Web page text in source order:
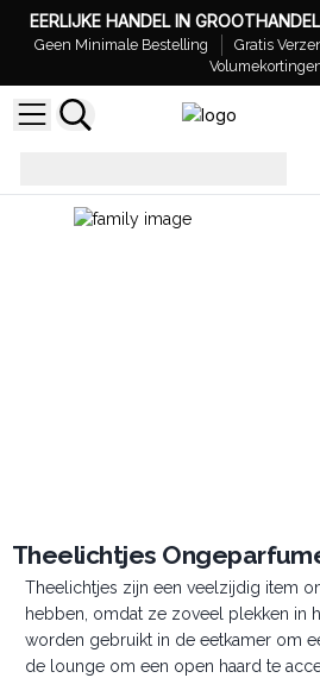
EERLIJKE HANDEL IN
Geen Minimale Bestelling Gratis
Theelichtjes
Theelichtjes zijn een veelzijdig item
hebben, omdat ze zoveel plekken in
worden gebruikt in de eetkamer om
de lounge om een open haard te